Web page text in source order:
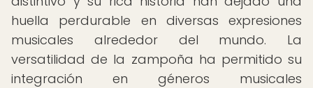
huella perdurable en diversas expresiones
musicales alrededor del mundo. La
versatilidad de la zampoña ha permitido su
integración en géneros musicales